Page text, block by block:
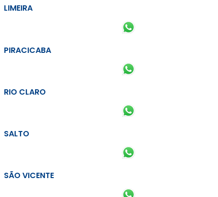
LIMEIRA
PIRACICABA
RIO CLARO
SALTO
SÃO VICENTE